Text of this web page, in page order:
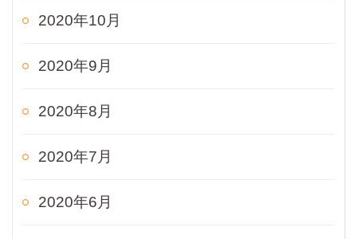
2020年10月
2020年9月
2020年8月
2020年7月
2020年6月